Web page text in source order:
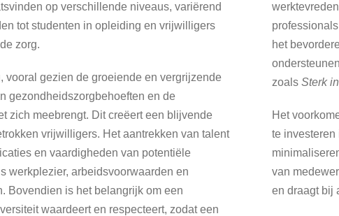
op verschillende niveaus, variërend
tot studenten in opleiding en vrijwilligers
zorg.
vooral gezien de groeiende en vergrijzende
gezondheidszorgbehoeften en de
zich meebrengt. Dit creëert een blijvende
vrijwilligers. Het aantrekken van talent
en vaardigheden van potentiële
werkplezier, arbeidsvoorwaarden en
Bovendien is het belangrijk om een
waardeert en respecteert, zodat een
het
zoals Sterk
Het
te
van
en draagt bij